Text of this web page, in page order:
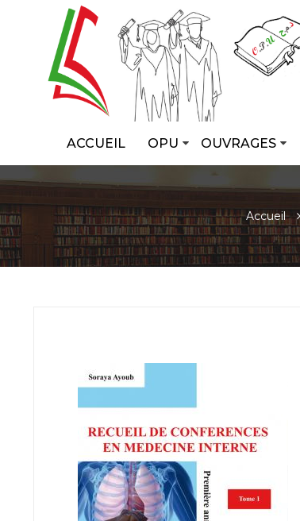
ACCUEIL OPU OUVRAGES
Accueil